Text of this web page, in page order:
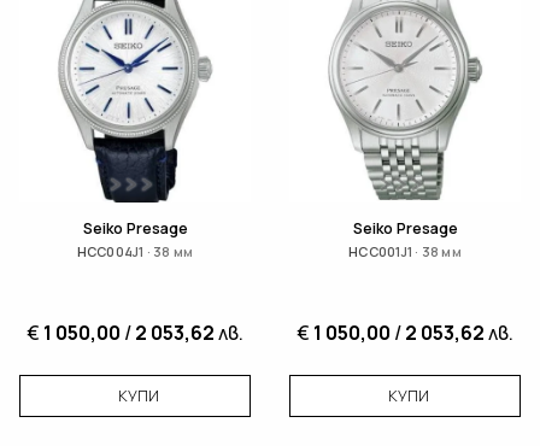
Seiko Presage
HCC004J1 · 38 мм
€ 1 050,00 /2 053,62лв.
КУПИ
Seiko Presage
HCC001J1 · 38 мм
€ 1 050,00 /2 053,62лв.
КУПИ